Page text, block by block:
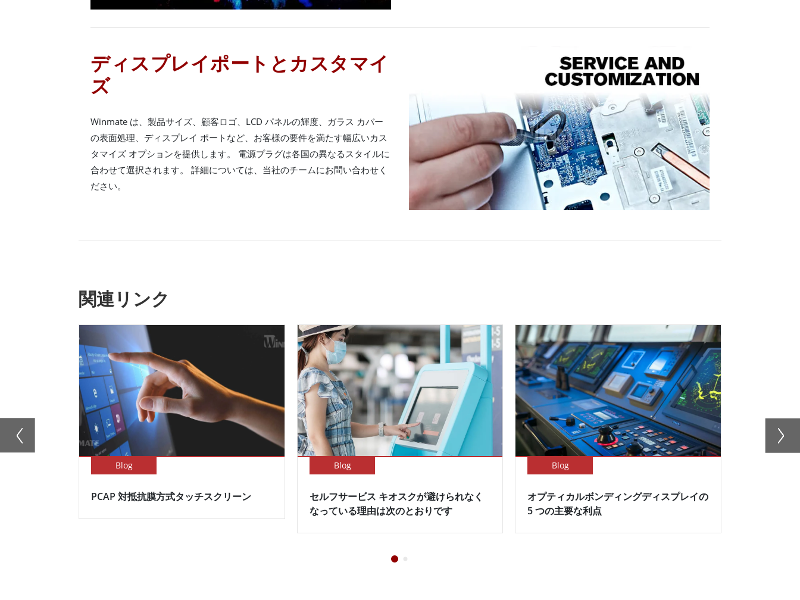
ディスプレイポートとカスタマイ
ズ
Winmate は、製品サイズ、顧客ロゴ、LCD パネルの輝度、ガラス カバー
の表面処理、ディスプレイ ポートなど、お客様の要件を満たす幅広いカス
タマイズ オプションを提供します。 電源プラグは各国の異なるスタイルに
合わせて選択されます。 詳細については、当社のチームにお問い合わせく
ださい。
関連リンク
Blog
PCAP 対抵抗膜方式タッチスクリーン
Blog
セルフサービス キオスクが避けられなく
なっている理由は次のとおりです
Blog
オプティカルボンディングディスプレイの
5 つの主要な利点